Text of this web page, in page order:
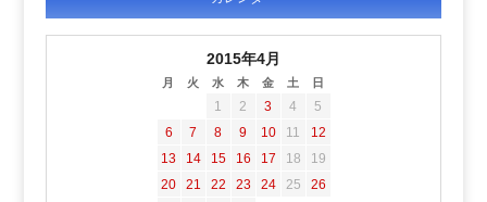
2015年4月
月 火 水 木 金 土 日
1 2 3 4
5
6
7 8 9 10 11
12
13
14 15 16 17 18
19
20
21 22 23 24 25
26